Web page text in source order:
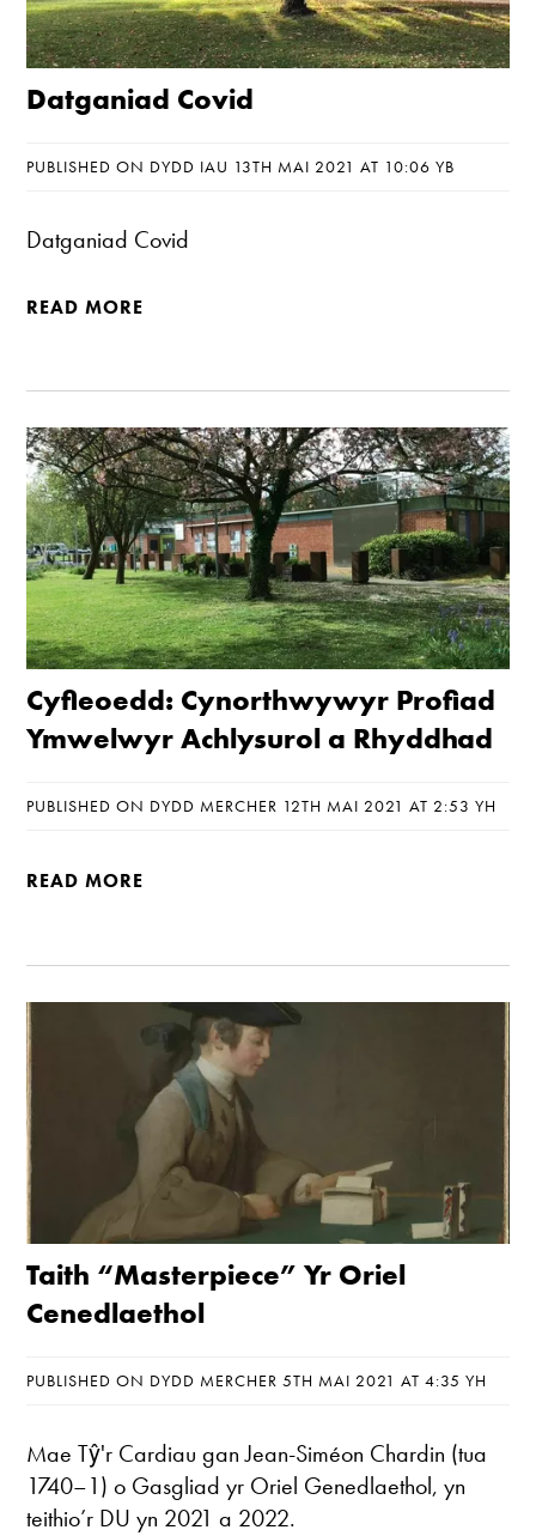
Datganiad Covid
PUBLISHED ON DYDD IAU 13TH MAI 2021 AT 10:06 YB
Datganiad Covid
READ MORE
Cyfleoedd: Cynorthwywyr Profiad
Ymwelwyr Achlysurol a Rhyddhad
PUBLISHED ON DYDD MERCHER 12TH MAI 2021 AT 2:53 YH
READ MORE
Taith “Masterpiece” Yr Oriel
Cenedlaethol
PUBLISHED ON DYDD MERCHER 5TH MAI 2021 AT 4:35 YH
Mae Tŷ'r Cardiau gan Jean-Siméon Chardin (tua
1740–1) o Gasgliad yr Oriel Genedlaethol, yn
teithio’r DU yn 2021 a 2022.